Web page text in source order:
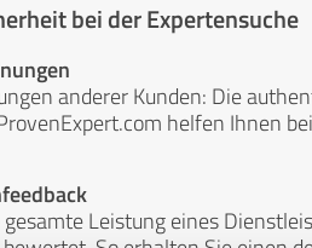
bei der Expertensuche
anderer Kunden: Die
helfen Ihnen
Leistung eines